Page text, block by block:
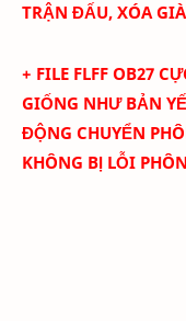
TRẬN ĐẤU, XÓA
+ FILE FLFF OB27
GIỐNG NHƯ BẢN
ĐỘNG CHUYỂN
KHÔNG BỊ LỖI